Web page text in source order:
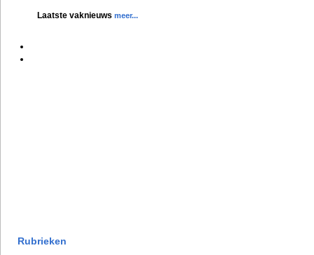
Laatste vaknieuws meer...
Rubrieken